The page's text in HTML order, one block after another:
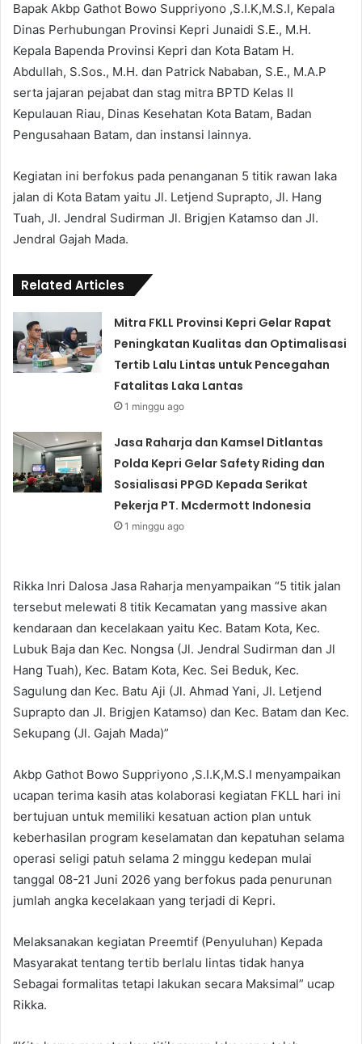
Bapak Akbp Gathot Bowo Suppriyono ,S.I.K,M.S.I, Kepala
Dinas Perhubungan Provinsi Kepri Junaidi S.E., M.H.
Kepala Bapenda Provinsi Kepri dan Kota Batam H.
Abdullah, S.Sos., M.H. dan Patrick Nababan, S.E., M.A.P
serta jajaran pejabat dan stag mitra BPTD Kelas II
Kepulauan Riau, Dinas Kesehatan Kota Batam, Badan
Pengusahaan Batam, dan instansi lainnya.
Kegiatan ini berfokus pada penanganan 5 titik rawan laka
jalan di Kota Batam yaitu Jl. Letjend Suprapto, Jl. Hang
Tuah, Jl. Jendral Sudirman Jl. Brigjen Katamso dan Jl.
Jendral Gajah Mada.
Related Articles
Mitra FKLL Provinsi Kepri Gelar Rapat
Peningkatan Kualitas dan Optimalisasi
Tertib Lalu Lintas untuk Pencegahan
Fatalitas Laka Lantas
1 minggu ago
Jasa Raharja dan Kamsel Ditlantas
Polda Kepri Gelar Safety Riding dan
Sosialisasi PPGD Kepada Serikat
Pekerja PT. Mcdermott Indonesia
1 minggu ago
Rikka Inri Dalosa Jasa Raharja menyampaikan “5 titik jalan
tersebut melewati 8 titik Kecamatan yang massive akan
kendaraan dan kecelakaan yaitu Kec. Batam Kota, Kec.
Lubuk Baja dan Kec. Nongsa (Jl. Jendral Sudirman dan Jl
Hang Tuah), Kec. Batam Kota, Kec. Sei Beduk, Kec.
Sagulung dan Kec. Batu Aji (Jl. Ahmad Yani, Jl. Letjend
Suprapto dan Jl. Brigjen Katamso) dan Kec. Batam dan Kec.
Sekupang (Jl. Gajah Mada)”
Akbp Gathot Bowo Suppriyono ,S.I.K,M.S.I menyampaikan
ucapan terima kasih atas kolaborasi kegiatan FKLL hari ini
bertujuan untuk memiliki kesatuan action plan untuk
keberhasilan program keselamatan dan kepatuhan selama
operasi seligi patuh selama 2 minggu kedepan mulai
tanggal 08-21 Juni 2026 yang berfokus pada penurunan
jumlah angka kecelakaan yang terjadi di Kepri.
Melaksanakan kegiatan Preemtif (Penyuluhan) Kepada
Masyarakat tentang tertib berlalu lintas tidak hanya
Sebagai formalitas tetapi lakukan secara Maksimal” ucap
Rikka.